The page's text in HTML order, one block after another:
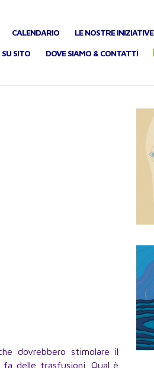
CALENDARIO LE NOSTRE INIZIATIVE
SITO DOVE SIAMO & CONTATTI
dovrebbero stimolare il
fa delle trasfusioni. Qual è